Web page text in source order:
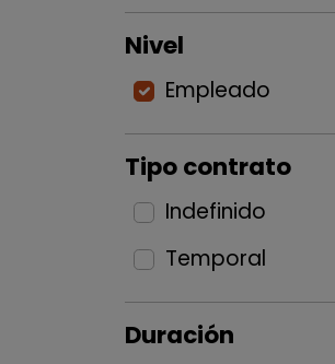
Nivel
Empleado
Tipo contrato
Indefinido
Temporal
Duración